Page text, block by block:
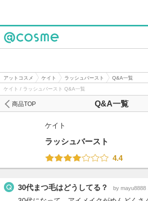
アットコスメ ケイト ラッシュバースト
Q&A一覧
ケイト / ラッシュバースト Q&A一覧
Q&A一覧
商品TOP
ケイト
ラッシュバースト
4.4
30代まつ毛はどうしてる？ by mayu8888